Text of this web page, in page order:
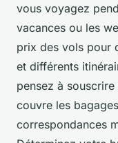
vous voyagez
vacances ou les
prix des vols pour
et différents
pensez à
couvre les
correspondances